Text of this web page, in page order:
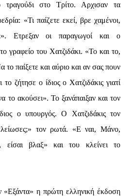
τραγούδι στο Τρίτο. Αρχισαν τα
«Τι παίζετε εκεί, βρε χαμένοι,
Ετρεξαν οι παραγωγοί και ο
γραφείο του Χατζιδάκι. «Το και το,
παίξετε και αύριο και αν σας πουν
το ζήτησε ο ίδιος ο Χατζιδάκις γιατί
το ακούσει». Το ξανάπαιξαν και τον
ο υπουργός. Ο Χατζιδάκις τον
τον ρωτά. «Ε ναι, Μάνο,
είσαι βλαξ» και του κλείνει το
η πρώτη ελληνική έκδοση